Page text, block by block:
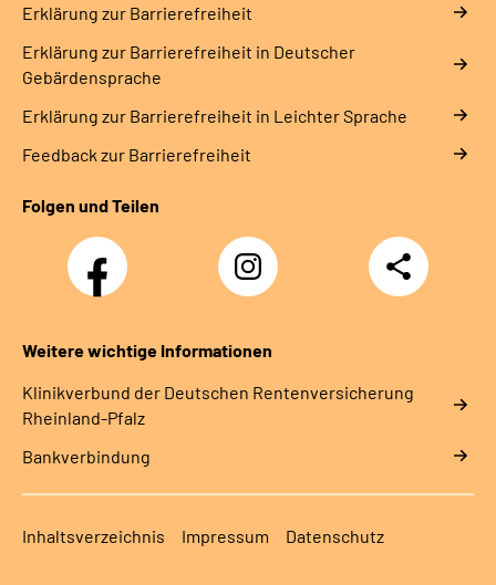
Erklärung zur Barrierefreiheit
Erklärung zur Barrierefreiheit in Deutscher
Gebärdensprache
Erklärung zur Barrierefreiheit in Leichter Sprache
Feedback zur Barrierefreiheit
Folgen und Teilen
Facebook
Instagram
DRV
Nachwuchskräfte
Teilen
Weitere wichtige Informationen
Klinikverbund der Deutschen Rentenversicherung
Rheinland-Pfalz
Bankverbindung
Inhaltsverzeichnis Impressum Datenschutz